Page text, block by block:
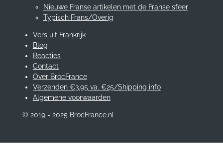
Nieuwe Franse artikelen met de Franse sfeer
Typisch Frans/Overig
Vers uit Frankrijk
Blog
Reacties
Contact
Over BrocFrance
Verzenden €3.95 va. €25/Shipping info
Algemene voorwaarden
© 2019 - 2025 BrocFrance.nl